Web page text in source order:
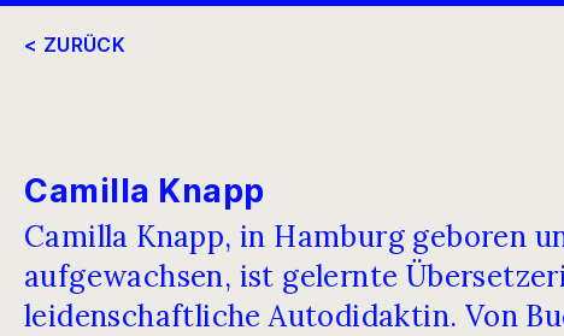
< ZURÜCK
Camilla Knapp
Camilla Knapp, in Hamburg geboren
aufgewachsen, ist gelernte
leidenschaftliche Autodidaktin. Von